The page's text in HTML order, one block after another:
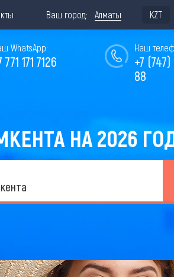
Ваш город: Алматы KZT
Наш
+7
88
WhatsApp:
771 171 7126
НА 2026